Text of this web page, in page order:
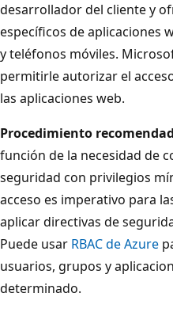
desarrollador del cliente y
específicos de aplicaciones
y teléfonos móviles.
permitirle autorizar el
las aplicaciones web.
Procedimiento
función de la necesidad de
seguridad con privilegios
acceso es imperativo para
aplicar directivas de
Puede usar RBAC de Azure
usuarios, grupos y
determinado.